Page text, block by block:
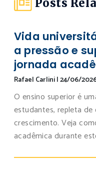
Posts
Vida
a pressão e
jornada
Rafael Carlini|24/06/
O ensino superior é
estudantes, repleta
crescimento. Veja
acadêmica durante